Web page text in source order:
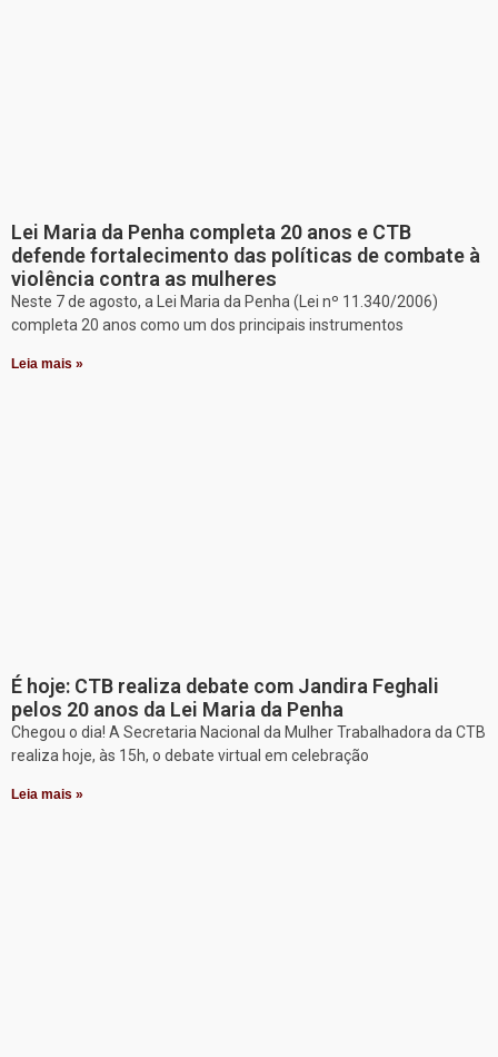
Lei Maria da Penha completa 20 anos e CTB
defende fortalecimento das políticas de combate à
violência contra as mulheres
Neste 7 de agosto, a Lei Maria da Penha (Lei nº 11.340/2006)
completa 20 anos como um dos principais instrumentos
Leia mais »
É hoje: CTB realiza debate com Jandira Feghali
pelos 20 anos da Lei Maria da Penha
Chegou o dia! A Secretaria Nacional da Mulher Trabalhadora da CTB
realiza hoje, às 15h, o debate virtual em celebração
Leia mais »